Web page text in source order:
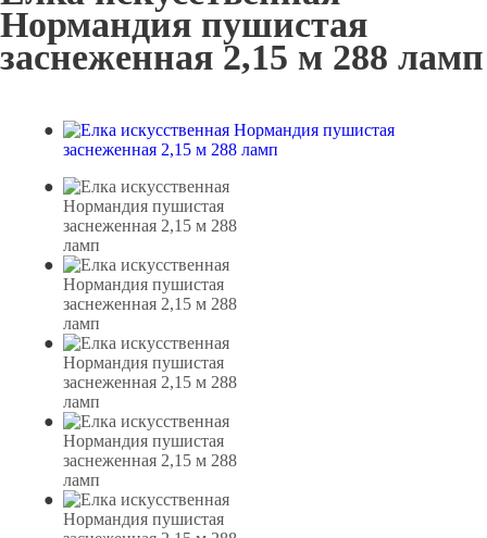
Нормандия пушистая
заснеженная 2,15 м 288 ламп